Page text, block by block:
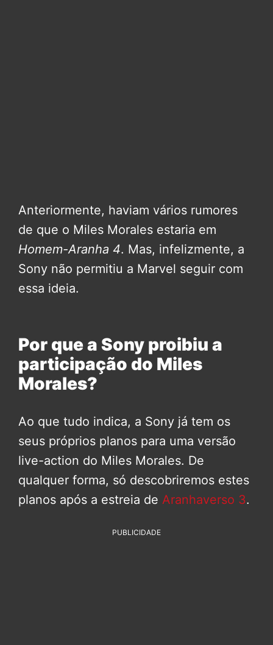
Anteriormente, haviam vários rumores
de que o Miles Morales estaria em
Homem-Aranha 4. Mas, infelizmente, a
Sony não permitiu a Marvel seguir com
essa ideia.
Por que a Sony proibiu a
participação do Miles
Morales?
Ao que tudo indica, a Sony já tem os
seus próprios planos para uma versão
live-action do Miles Morales. De
qualquer forma, só descobriremos estes
planos após a estreia de Aranhaverso 3.
PUBLICIDADE